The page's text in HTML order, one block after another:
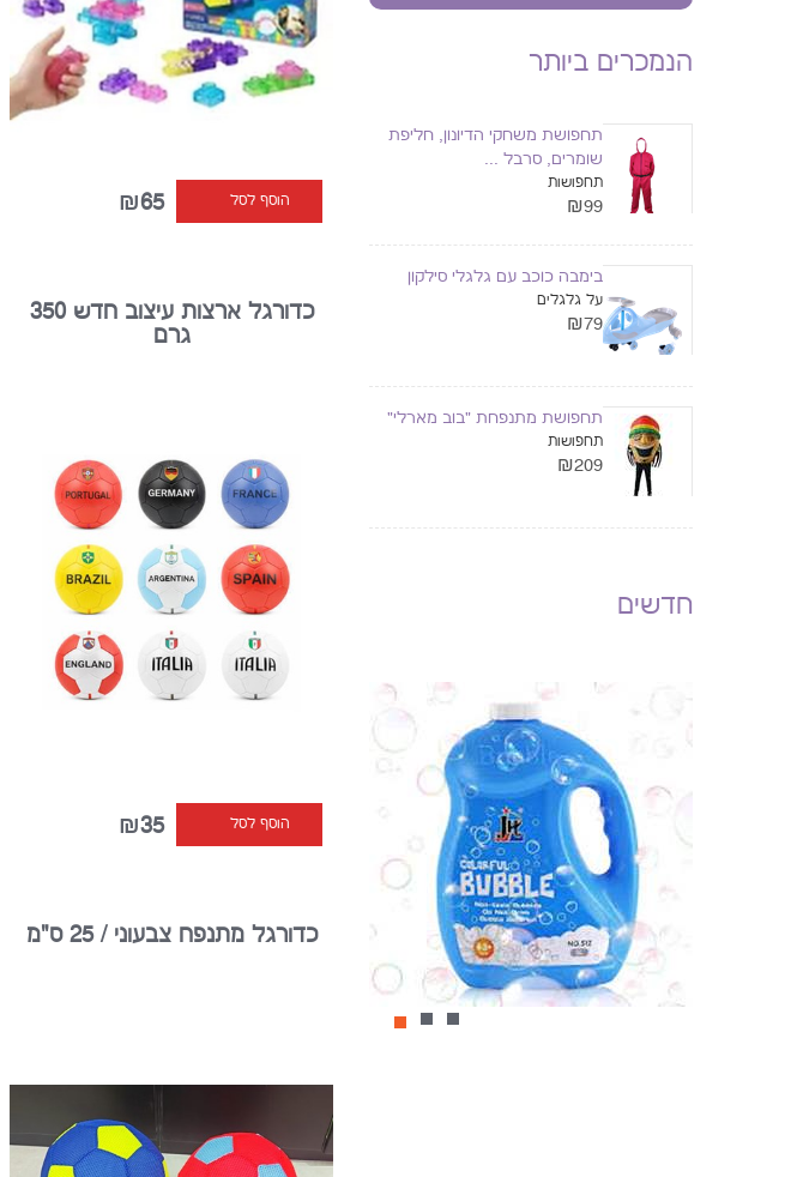
הנמכרים ביותר
תחפושת משחקי הדיונון, חליפת
שומרים, סרבל ...
תחפושות
₪99
בימבה כוכב עם גלגלי סילקון
על גלגלים
₪79
תחפושת מתנפחת "בוב מארלי"
תחפושות
₪209
חדשים
הוסף לסל ₪65
כדורגל ארצות עיצוב חדש 350
גרם
הוסף לסל ₪35
כדורגל מתנפח צבעוני / 25 ס"מ